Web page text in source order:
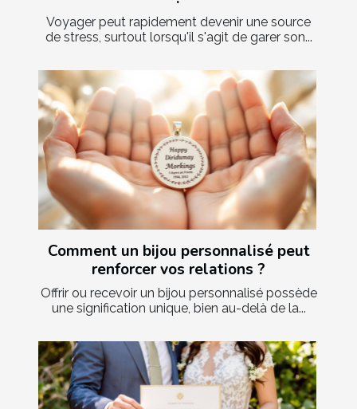
Voyager peut rapidement devenir une source
de stress, surtout lorsqu'il s'agit de garer son...
Comment un bijou personnalisé peut
renforcer vos relations ?
Offrir ou recevoir un bijou personnalisé possède
une signification unique, bien au-delà de la...